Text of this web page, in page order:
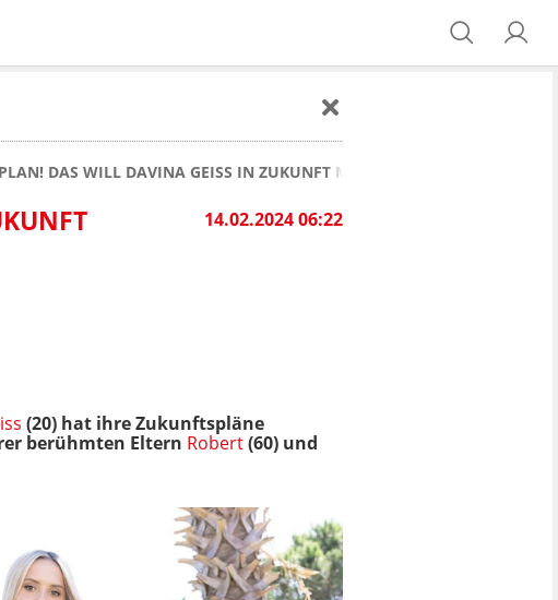
DAS WILL DAVINA GEISS IN ZUKUNFT MACHEN
14.02.2024 06:22
(20) hat ihre Zukunftspläne
berühmten Eltern Robert(60) und